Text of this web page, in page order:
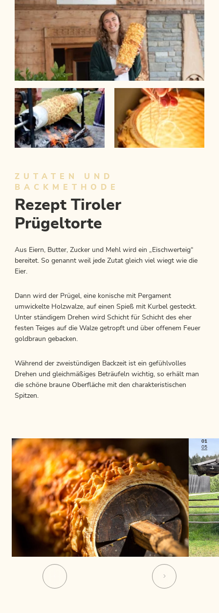
ZUTATEN UND
BACKMETHODE
Rezept Tiroler
Prügeltorte
Aus Eiern, Butter, Zucker und Mehl wird ein „Eischwerteig“
bereitet. So genannt weil jede Zutat gleich viel wiegt wie die
Eier.
Dann wird der Prügel, eine konische mit Pergament
umwickelte Holzwalze, auf einen Spieß mit Kurbel gesteckt.
Unter ständigem Drehen wird Schicht für Schicht des eher
festen Teiges auf die Walze getropft und über offenem Feuer
goldbraun gebacken.
Während der zweistündigen Backzeit ist ein gefühlvolles
Drehen und gleichmäßiges Beträufeln wichtig, so erhält man
die schöne braune Oberfläche mit den charakteristischen
Spitzen.
01
05